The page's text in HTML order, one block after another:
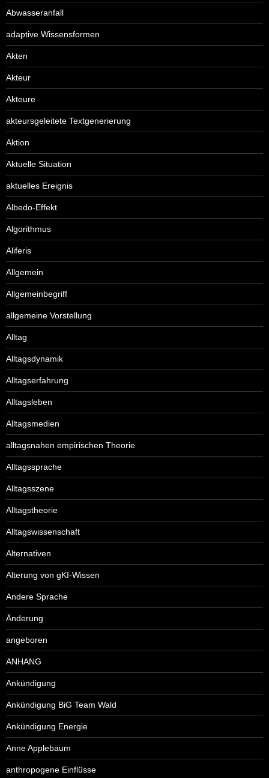
Abwasseranfall
adaptive Wissensformen
Akten
Akteur
Akteure
akteursgeleitete Textgenerierung
Aktion
Aktuelle Situation
aktuelles Ereignis
Albedo-Effekt
Algorithmus
Aliferis
Allgemein
Allgemeinbegriff
allgemeine Vorstellung
Alltag
Alltagsdynamik
Alltagserfahrung
Alltagsleben
Alltagsmedien
alltagsnahen empirischen Theorie
Alltagssprache
Alltagsszene
Alltagstheorie
Alltagswissenschaft
Alternativen
Alterung von gKI-Wissen
Andere Sprache
Änderung
angeboren
ANHANG
Ankündigung
Ankündigung BiG Team Wald
Ankündigung Energie
Anne Applebaum
anthropogene Einflüsse